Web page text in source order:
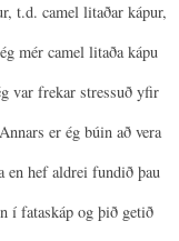
t.d. camel litaðar kápur,
mér camel litaða kápu
var frekar stressuð yfir
er ég búin að vera
hef aldrei fundið þau
í fataskáp og þið getið